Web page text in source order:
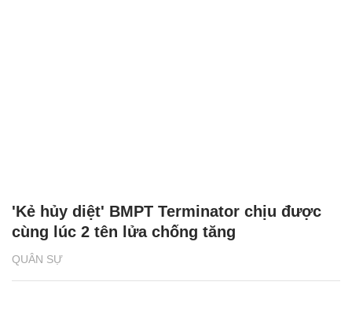
QUÂN SỰ
'Kẻ hủy diệt' BMPT Terminator chịu được
cùng lúc 2 tên lửa chống tăng